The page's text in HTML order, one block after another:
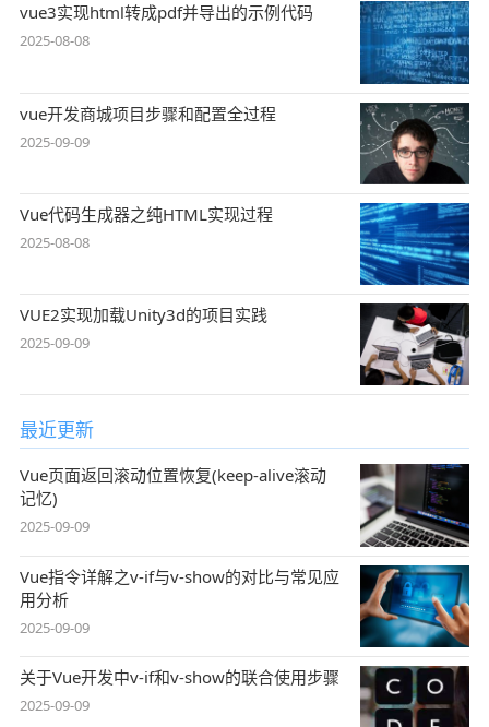
vue3实现html转成pdf并导出的示例代码
2025-08-08
vue开发商城项目步骤和配置全过程
2025-09-09
Vue代码生成器之纯HTML实现过程
2025-08-08
VUE2实现加载Unity3d的项目实践
2025-09-09
最近更新
Vue页面返回滚动位置恢复(keep-alive滚动
记忆)
2025-09-09
Vue指令详解之v-if与v-show的对比与常见应
用分析
2025-09-09
关于Vue开发中v-if和v-show的联合使用步骤
2025-09-09